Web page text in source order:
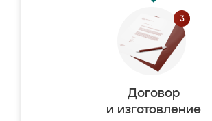
Договор
и изготовление